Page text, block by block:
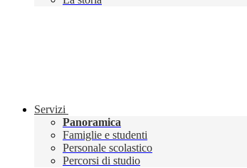
Servizi
Panoramica
Famiglie e studenti
Personale scolastico
Percorsi di studio